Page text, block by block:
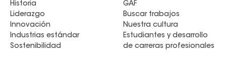
Historia
Liderazgo
Innovación
Industrias estándar
Sostenibilidad
GAF
Buscar trabajos
Nuestra cultura
Estudiantes y desarrollo
de carreras profesionales